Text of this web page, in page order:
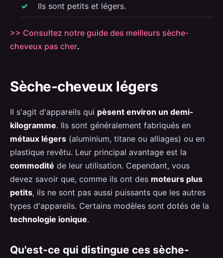
Ils sont petits et légers.
>> Consultez notre guide des meilleurs sèche-
cheveux pas cher.
Sèche-cheveux légers
Il s'agit d'appareils qui pèsent environ un demi-
kilogramme. Ils sont généralement fabriqués en
métaux légers (aluminium, titane ou alliages) ou en
plastique revêtu. Leur principal avantage est la
commodité de leur utilisation. Cependant, vous
devez savoir que, comme ils ont des moteurs plus
petits, ils ne sont pas aussi puissants que les autres
types d'appareils. Certains modèles sont dotés de la
technologie ionique.
Qu'est-ce qui distingue ces sèche-